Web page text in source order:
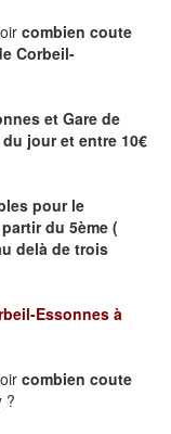
combien coute
Corbeil-
et Gare de
jour et entre 10€
pour le
du 5ème (
delà de trois
Essonnes à
combien coute
?